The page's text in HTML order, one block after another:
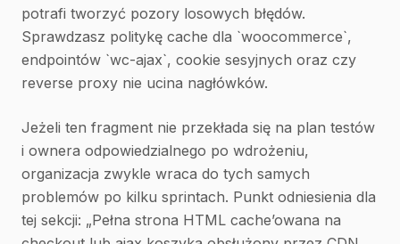
potrafi tworzyć pozory losowych błędów.
Sprawdzasz politykę cache dla `woocommerce`,
endpointów `wc-ajax`, cookie sesyjnych oraz czy
reverse proxy nie ucina nagłówków.
Jeżeli ten fragment nie przekłada się na plan testów
i ownera odpowiedzialnego po wdrożeniu,
organizacja zwykle wraca do tych samych
problemów po kilku sprintach. Punkt odniesienia dla
tej sekcji: „Pełna strona HTML cache’owana na